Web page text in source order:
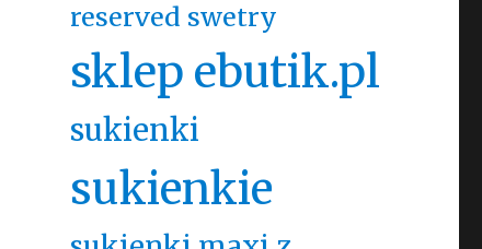
reserved swetry
sklep ebutik.pl
sukienki
sukienkie